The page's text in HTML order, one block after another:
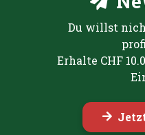
Du willst
Erhalte CHF